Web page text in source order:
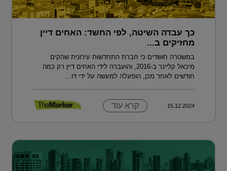
כך עבדה השיטה, לפי החשד: האחים דיין
מחזיקים ב...
במשטרה חושדים כי חברת התחדשות עירונית שהקים
מיכאל קליינר ב-2016, והועברה לידי האחים דיין רק כמה
חודשים לאחר מכן, הופעלה למעשה על ידי דו...
15.12.2024 קרא עוד